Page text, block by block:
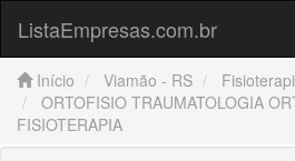
ListaEmpresas.com.br
Início Viamão - RS
ORTOFISIO TRAUMATOLOGIA
FISIOTERAPIA